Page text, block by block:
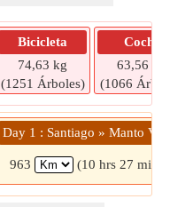
Bicicleta
74,63 kg
(1251 Árboles)
Coche
63,56 kg
(1066
Day 1 : Santiago » Manto
963 (10 hrs 27 mins)